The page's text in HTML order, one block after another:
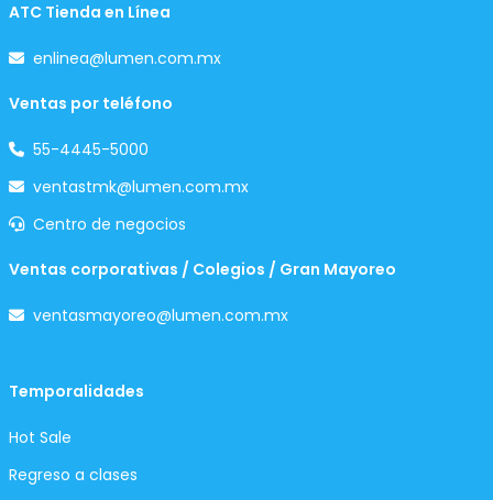
ATC Tienda en Línea
enlinea@lumen.com.mx
Ventas por teléfono
55-4445-5000
ventastmk@lumen.com.mx
Centro de negocios
Ventas corporativas / Colegios / Gran Mayoreo
ventasmayoreo@lumen.com.mx
Temporalidades
Hot Sale
Regreso a clases